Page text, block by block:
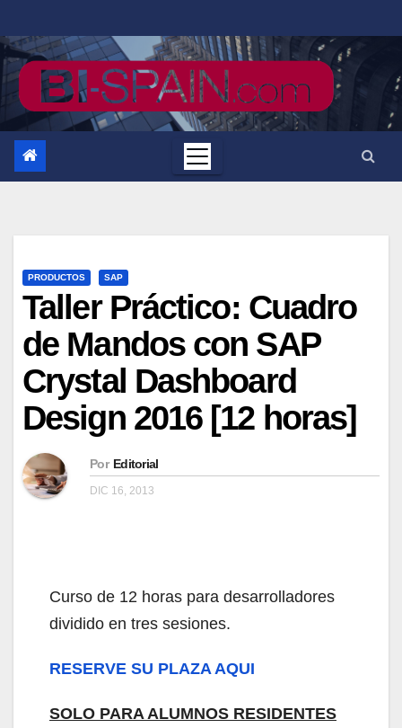
al
contenido
PRODUCTOS SAP
Taller Práctico: Cuadro
de Mandos con SAP
Crystal Dashboard
Design 2016 [12 horas]
Por Editorial
DIC 16, 2013
Curso de 12 horas para desarrolladores
dividido en tres sesiones.
RESERVE SU PLAZA AQUI
SOLO PARA ALUMNOS RESIDENTES